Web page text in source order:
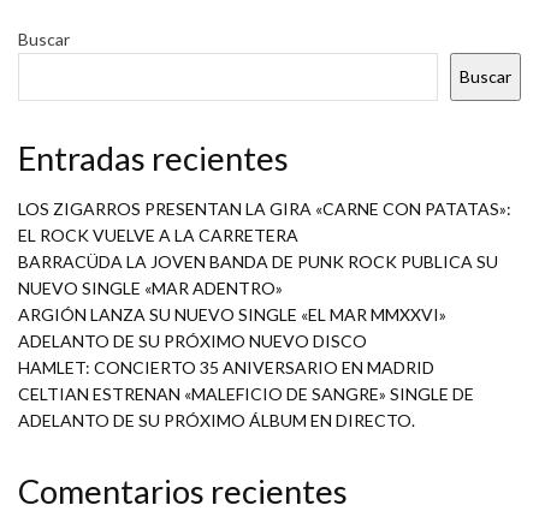
Buscar
Buscar
Entradas recientes
LOS ZIGARROS PRESENTAN LA GIRA «CARNE CON PATATAS»:
EL ROCK VUELVE A LA CARRETERA
BARRACÜDA LA JOVEN BANDA DE PUNK ROCK PUBLICA SU
NUEVO SINGLE «MAR ADENTRO»
ARGIÓN LANZA SU NUEVO SINGLE «EL MAR MMXXVI»
ADELANTO DE SU PRÓXIMO NUEVO DISCO
HAMLET: CONCIERTO 35 ANIVERSARIO EN MADRID
CELTIAN ESTRENAN «MALEFICIO DE SANGRE» SINGLE DE
ADELANTO DE SU PRÓXIMO ÁLBUM EN DIRECTO.
Comentarios recientes